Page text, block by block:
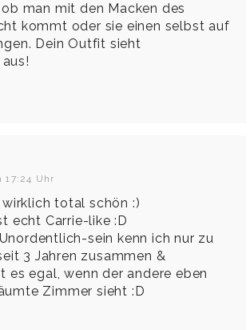
man mit den Macken des
kommt oder sie einen selbst auf
Dein Outfit sieht
17:24 Uhr
total schön :)
echt Carrie-like :D
sein kenn ich nur zu
3 Jahren zusammen &
es egal, wenn der andere eben
Zimmer sieht :D